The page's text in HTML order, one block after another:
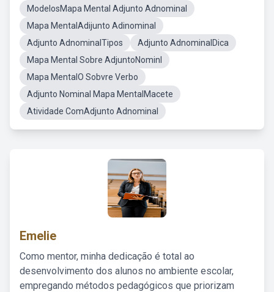
ModelosMapa Mental Adjunto Adnominal
Mapa MentalAdijunto Adinominal
Adjunto AdnominalTipos
Adjunto AdnominalDica
Mapa Mental Sobre AdjuntoNominl
Mapa MentalO Sobvre Verbo
Adjunto Nominal Mapa MentalMacete
Atividade ComAdjunto Adnominal
Emelie
Como mentor, minha dedicação é total ao
desenvolvimento dos alunos no ambiente escolar,
empregando métodos pedagógicos que priorizam